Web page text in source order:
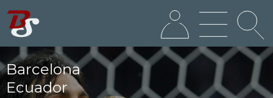
Barcelona
Ecuador